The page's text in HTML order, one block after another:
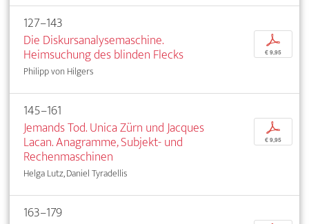
127–143
Die Diskursanalysemaschine.
Heimsuchung des blinden Flecks
Philipp von Hilgers
p
€ 9,95
145–161
Jemands Tod. Unica Zürn und Jacques
Lacan. Anagramme, Subjekt- und
Rechenmaschinen
Helga Lutz, Daniel Tyradellis
p
€ 9,95
163–179